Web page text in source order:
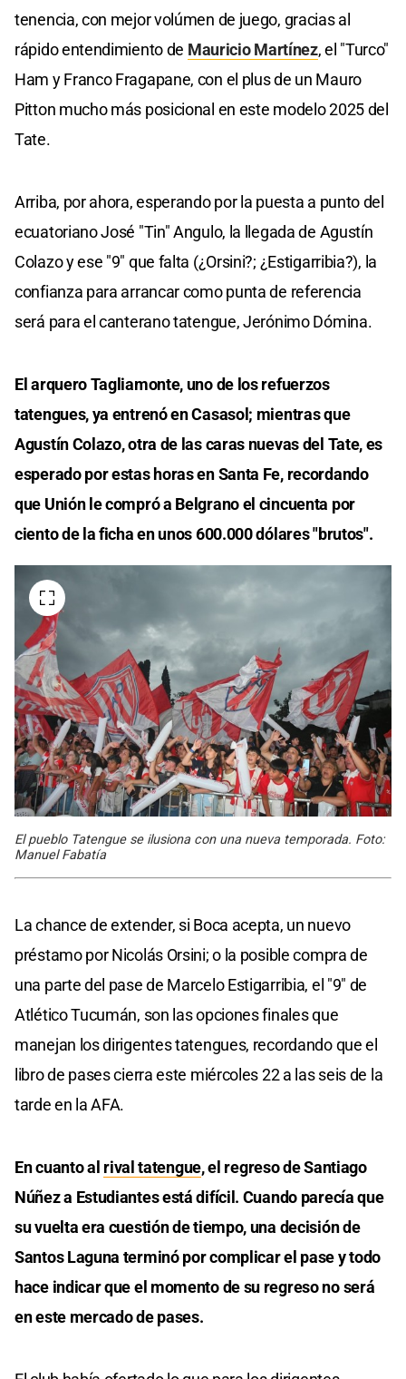
tenencia, con mejor volúmen de juego, gracias al
rápido entendimiento de Mauricio Martínez, el "Turco"
Ham y Franco Fragapane, con el plus de un Mauro
Pitton mucho más posicional en este modelo 2025 del
Tate.
Arriba, por ahora, esperando por la puesta a punto del
ecuatoriano José "Tin" Angulo, la llegada de Agustín
Colazo y ese "9" que falta (¿Orsini?; ¿Estigarribia?), la
confianza para arrancar como punta de referencia
será para el canterano tatengue, Jerónimo Dómina.
El arquero Tagliamonte, uno de los refuerzos
tatengues, ya entrenó en Casasol; mientras que
Agustín Colazo, otra de las caras nuevas del Tate, es
esperado por estas horas en Santa Fe, recordando
que Unión le compró a Belgrano el cincuenta por
ciento de la ficha en unos 600.000 dólares "brutos".
El pueblo Tatengue se ilusiona con una nueva temporada. Foto:
Manuel Fabatía
La chance de extender, si Boca acepta, un nuevo
préstamo por Nicolás Orsini; o la posible compra de
una parte del pase de Marcelo Estigarribia, el "9" de
Atlético Tucumán, son las opciones finales que
manejan los dirigentes tatengues, recordando que el
libro de pases cierra este miércoles 22 a las seis de la
tarde en la AFA.
En cuanto al rival tatengue, el regreso de Santiago
Núñez a Estudiantes está difícil. Cuando parecía que
su vuelta era cuestión de tiempo, una decisión de
Santos Laguna terminó por complicar el pase y todo
hace indicar que el momento de su regreso no será
en este mercado de pases.